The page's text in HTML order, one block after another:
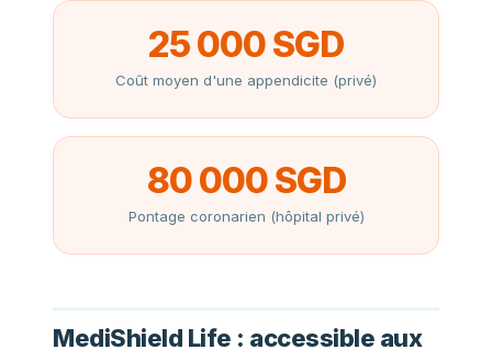
25 000 SGD
Coût moyen d'une appendicite (privé)
80 000 SGD
Pontage coronarien (hôpital privé)
MediShield Life : accessible aux